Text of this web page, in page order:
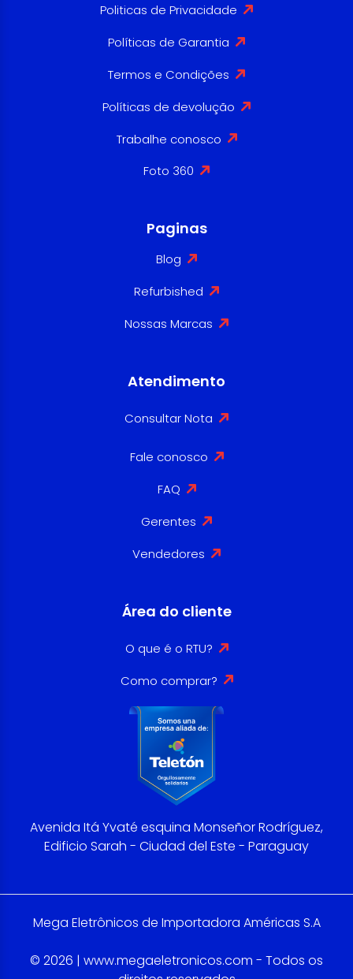
Politicas de Privacidade
Políticas de Garantia
Termos e Condições
Políticas de devolução
Trabalhe conosco
Foto 360
Paginas
Blog
Refurbished
Nossas Marcas
Atendimento
Consultar Nota
Fale conosco
FAQ
Gerentes
Vendedores
Área do cliente
O que é o RTU?
Como comprar?
Avenida Itá Yvaté esquina Monseñor Rodríguez,
Edificio Sarah - Ciudad del Este - Paraguay
Mega Eletrônicos de Importadora Américas S.A
© 2026 | www.megaeletronicos.com - Todos os